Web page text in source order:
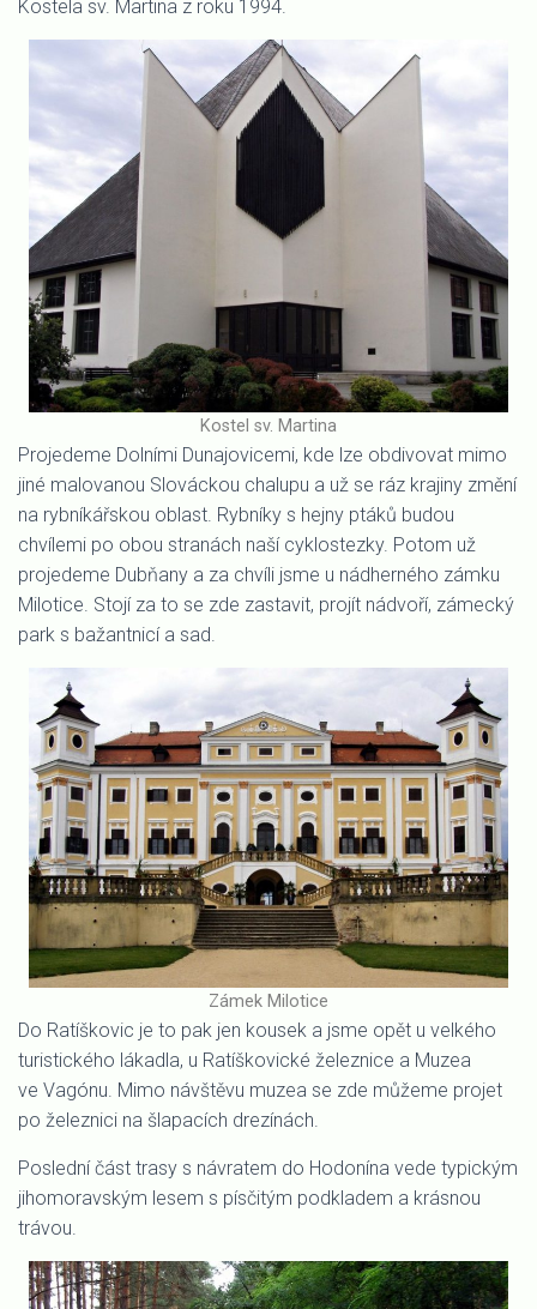
Kostela sv. Martina z roku 1994.
Kostel sv. Martina
Projedeme Dolními Dunajovicemi, kde lze obdivovat mimo
jiné malovanou Slováckou chalupu a už se ráz krajiny změní
na rybníkářskou oblast. Rybníky s hejny ptáků budou
chvílemi po obou stranách naší cyklostezky. Potom už
projedeme Dubňany a za chvíli jsme u nádherného zámku
Milotice. Stojí za to se zde zastavit, projít nádvoří, zámecký
park s bažantnicí a sad.
Zámek Milotice
Do Ratíškovic je to pak jen kousek a jsme opět u velkého
turistického lákadla, u Ratíškovické železnice a Muzea
ve Vagónu. Mimo návštěvu muzea se zde můžeme projet
po železnici na šlapacích drezínách.
Poslední část trasy s návratem do Hodonína vede typickým
jihomoravským lesem s písčitým podkladem a krásnou
trávou.